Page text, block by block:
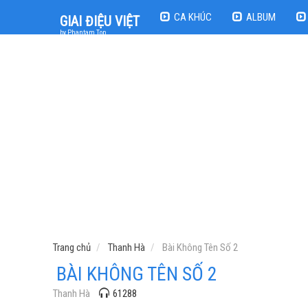
GIAI ĐIỆU VIỆT
by Phantam Top
CA KHÚC ALBUM
Trang chủ Thanh Hà Bài Không Tên Số 2
BÀI KHÔNG TÊN SỐ 2
Thanh Hà 61288